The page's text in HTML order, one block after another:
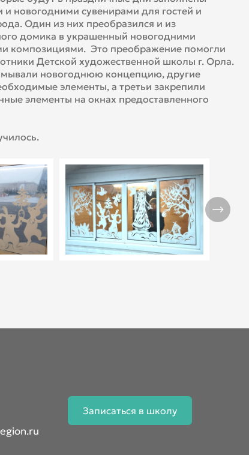
и новогодними сувенирами для гостей и
Один из них преобразился и из
домика в украшенный новогодними
композициями. Это преображение помогли
Детской художественной школы г. Орла.
новогоднюю концепцию, другие
элементы, а третьи закрепили
элементы на окнах предоставленного
Записаться в школу